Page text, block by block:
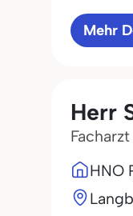
Mehr
Herr
HNO